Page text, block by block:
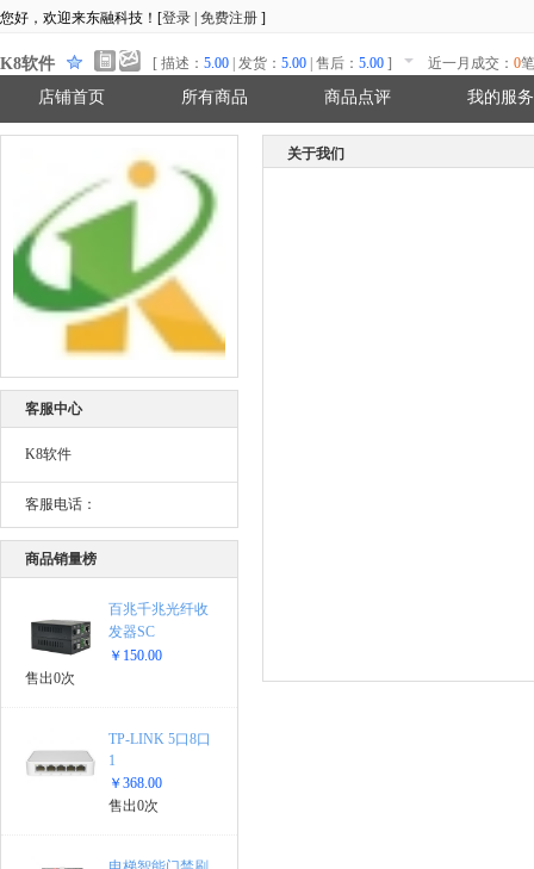
您好，欢迎来东融科技！[登录 免费注册 ]
K8软件 [ 描述： 5.00 | 发货： 5.00 | 售后： 5.00 ] 近一月成交： 0
店铺首页 所有商品 商品点评 我的服务
客服中心
K8软件
客服电话：
商品销量榜
百兆千兆光纤收
发器SC
￥150.00
售出0次
TP-LINK 5口8口
1
￥368.00
售出0次
关于我们